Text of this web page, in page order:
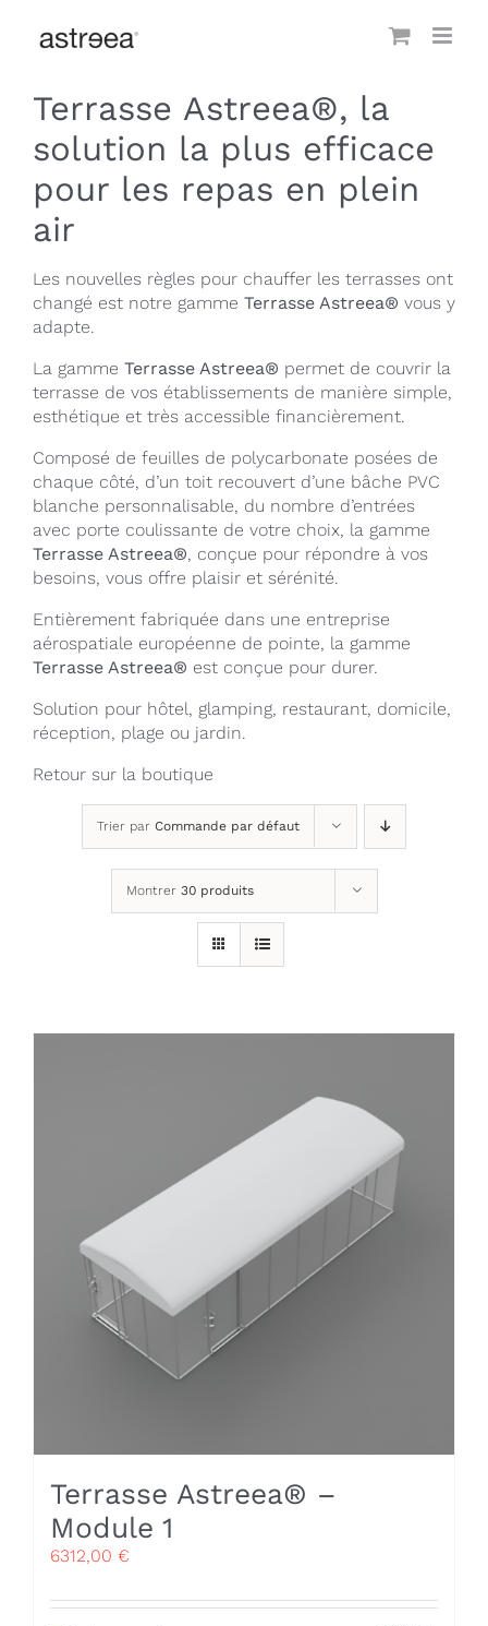
Terrasse Astreea®, la
solution la plus efficace
pour les repas en plein
air
Les nouvelles règles pour chauffer les terrasses ont
changé est notre gamme Terrasse Astreea® vous y
adapte.
La gamme Terrasse Astreea® permet de couvrir la
terrasse de vos établissements de manière simple,
esthétique et très accessible financièrement.
Composé de feuilles de polycarbonate posées de
chaque côté, d’un toit recouvert d’une bâche PVC
blanche personnalisable, du nombre d’entrées
avec porte coulissante de votre choix, la gamme
Terrasse Astreea®, conçue pour répondre à vos
besoins, vous offre plaisir et sérénité.
Entièrement fabriquée dans une entreprise
aérospatiale européenne de pointe, la gamme
Terrasse Astreea® est conçue pour durer.
Solution pour hôtel, glamping, restaurant, domicile,
réception, plage ou jardin.
Retour sur la boutique
Trier par Commande par défaut
Montrer 30 produits
Terrasse Astreea® –
Module 1
6312,00 €